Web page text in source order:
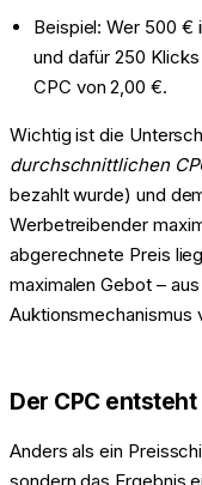
Beispiel: Wer 500 €
und dafür 250
CPC von 2,00 €.
Wichtig ist die
durchschnittlichen
bezahlt wurde) und
Werbetreibender
abgerechnete Preis
maximalen Gebot –
Auktionsmechanismus
Der CPC
Anders als ein